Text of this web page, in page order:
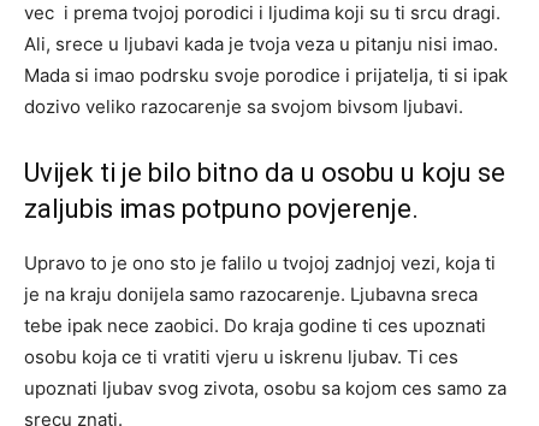
vec i prema tvojoj porodici i ljudima koji su ti srcu dragi.
Ali, srece u ljubavi kada je tvoja veza u pitanju nisi imao.
Mada si imao podrsku svoje porodice i prijatelja, ti si ipak
dozivo veliko razocarenje sa svojom bivsom ljubavi.
Uvijek ti je bilo bitno da u osobu u koju se
zaljubis imas potpuno povjerenje.
Upravo to je ono sto je falilo u tvojoj zadnjoj vezi, koja ti
je na kraju donijela samo razocarenje. Ljubavna sreca
tebe ipak nece zaobici. Do kraja godine ti ces upoznati
osobu koja ce ti vratiti vjeru u iskrenu ljubav. Ti ces
upoznati ljubav svog zivota, osobu sa kojom ces samo za
srecu znati.